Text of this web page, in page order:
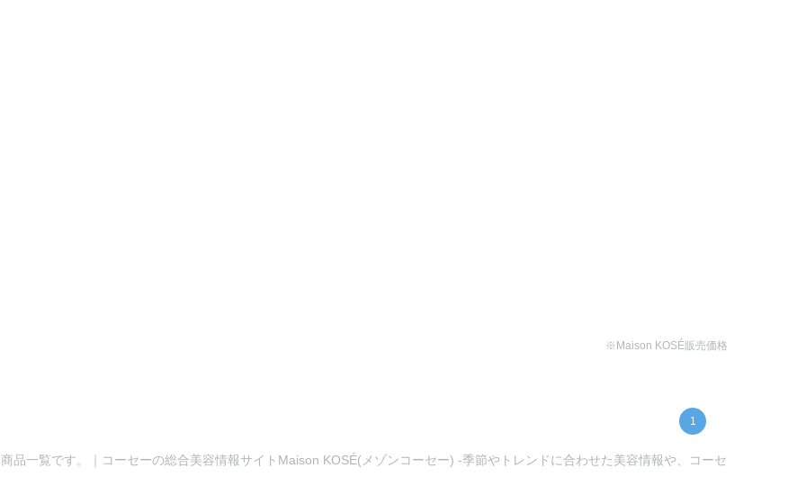
※Maison KOSÉ販売価格
1
品一覧です。｜コーセーの総合美容情報サイトMaison KOSÉ(メゾンコーセー) -季節やトレンドに合わせた美容情報や、コーセ